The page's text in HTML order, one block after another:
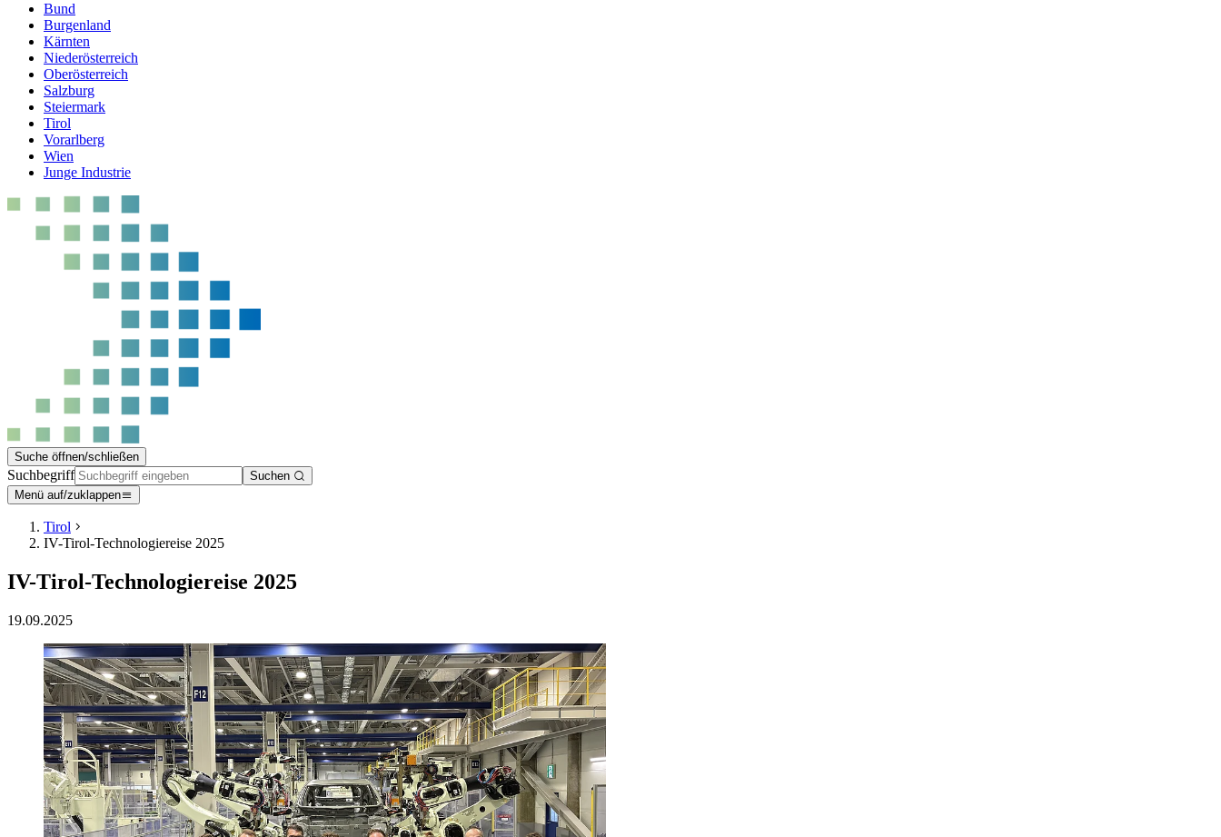
Bund
Burgenland
Kärnten
Niederösterreich
Oberösterreich
Salzburg
Steiermark
Tirol
Vorarlberg
Wien
Junge Industrie
Suche öffnen/schließen
Suchbegriff
Suchen
Menü auf/zuklappen
Tirol
IV-Tirol-Technologiereise 2025
IV-Tirol-Technologiereise 2025
19.09.2025